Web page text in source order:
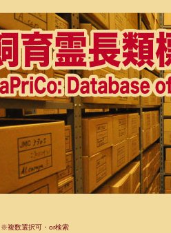
※複数選択可・or検索